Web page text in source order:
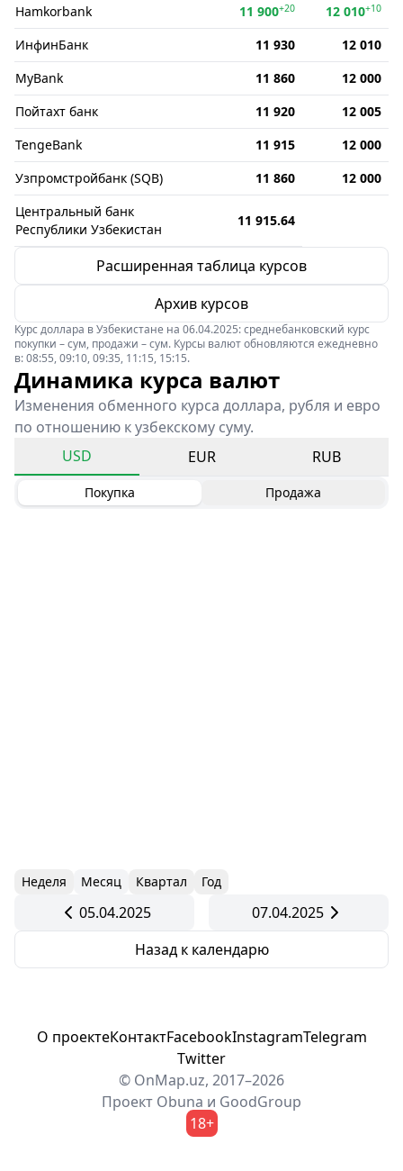
Hamkorbank
11 900+20 12 010+10
ИнфинБанк 11 930
12 010
MyBank
11 860
12 000
Пойтахт банк
11 920
12 005
TengeBank
11 915
12 000
Узпромстройбанк (SQB)
11 860
12 000
Центральный банк
Республики Узбекистан
11 915.64
Расширенная таблица курсов
Архив курсов
Курс доллара в Узбекистане на 06.04.2025: среднебанковский курс
покупки – сум, продажи – сум. Курсы валют обновляются ежедневно
в: 08:55, 09:10, 09:35, 11:15, 15:15.
Динамика курса валют
Изменения обменного курса доллара, рубля и евро
по отношению к узбекскому суму.
USD
EUR RUB
Покупка Продажа
Неделя Месяц Квартал Год
05.04.2025
07.04.2025
Назад к календарю
О проектеКонтактFacebookInstagramTelegram
Twitter
© OnMap.uz, 2017–2026
Проект Obuna и GoodGroup
18+